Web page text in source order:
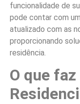
funcionalidade de
pode contar com
atualizado com as
proporcionando
residência.
O que